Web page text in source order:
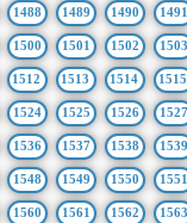
1488 1489 1490 1491
1500 1501 1502 1503
1512 1513 1514 1515
1524 1525 1526 1527
1536 1537 1538 1539
1548 1549 1550 1551
1560 1561 1562 1563